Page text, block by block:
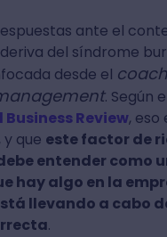
ante el
del síndrome
desde el
. Según
Review, eso
que este factor de
entender como
hay algo en la
llevando a cabo
.